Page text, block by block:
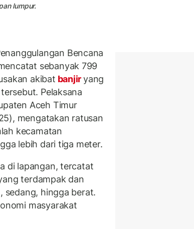
lumpur.
Bencana
sebanyak 799
akibat banjiryang
Pelaksana
Aceh Timur
mengatakan ratusan
kecamatan
lebih dari tiga meter.
di lapangan, tercatat
terdampak dan
sedang, hingga berat.
masyarakat